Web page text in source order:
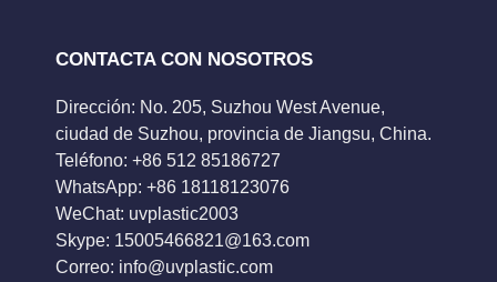
CONTACTA CON NOSOTROS
Dirección: No. 205, Suzhou West Avenue,
ciudad de Suzhou, provincia de Jiangsu, China.
Teléfono: +86 512 85186727
WhatsApp: +86 18118123076
WeChat: uvplastic2003
Skype: 15005466821@163.com
Correo: info@uvplastic.com